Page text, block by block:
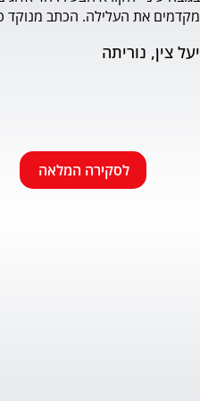
יעל צין, נוריתה
לסקירה המלאה